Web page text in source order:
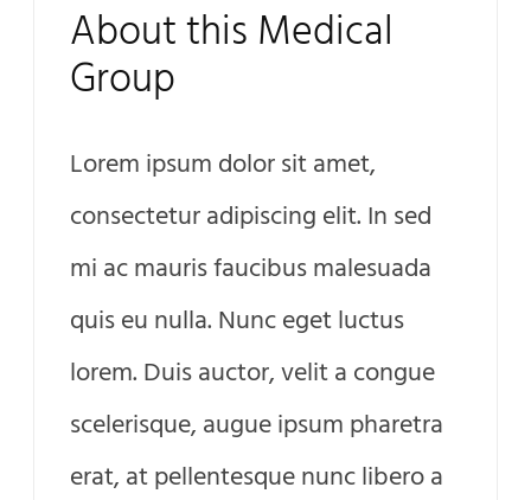
About this Medical
Group
Lorem ipsum dolor sit amet,
consectetur adipiscing elit. In sed
mi ac mauris faucibus malesuada
quis eu nulla. Nunc eget luctus
lorem. Duis auctor, velit a congue
scelerisque, augue ipsum pharetra
erat, at pellentesque nunc libero a